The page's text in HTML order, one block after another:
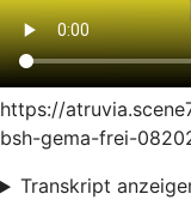
https://
bsh-gema-frei-
Transkript